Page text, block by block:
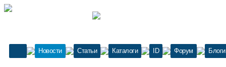
Новости Статьи Каталоги ID Форум Блоги